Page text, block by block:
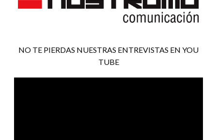
NO TE PIERDAS NUESTRAS ENTREVISTAS EN YOU
TUBE